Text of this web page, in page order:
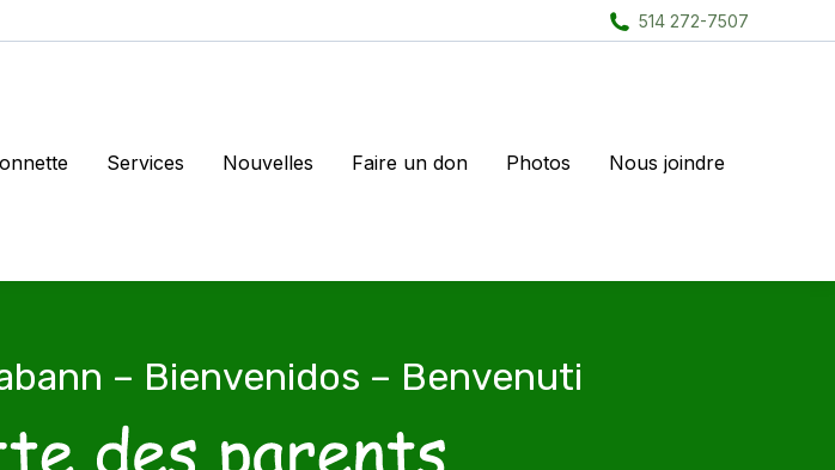
514 272-7507
Services Nouvelles Faire un don Photos Nous joindre
– Bienvenidos – Benvenuti